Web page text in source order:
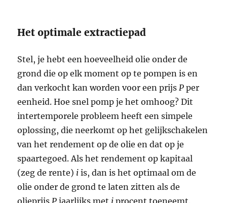
Het optimale extractiepad
Stel, je hebt een hoeveelheid olie onder de
grond die op elk moment op te pompen is en
dan verkocht kan worden voor een prijsP per
eenheid. Hoe snel pomp je het omhoog? Dit
intertemporele probleem heeft een simpele
oplossing, die neerkomt op het gelijkschakelen
van het rendement op de olie en dat op je
spaartegoed. Als het rendement op kapitaal
(zeg de rente) i is, dan is het optimaal om de
olie onder de grond te laten zitten als de